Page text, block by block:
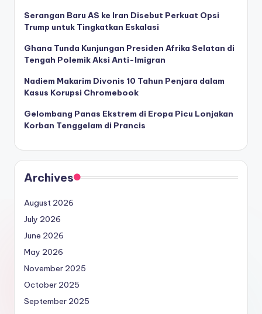
Serangan Baru AS ke Iran Disebut Perkuat Opsi
Trump untuk Tingkatkan Eskalasi
Ghana Tunda Kunjungan Presiden Afrika Selatan di
Tengah Polemik Aksi Anti-Imigran
Nadiem Makarim Divonis 10 Tahun Penjara dalam
Kasus Korupsi Chromebook
Gelombang Panas Ekstrem di Eropa Picu Lonjakan
Korban Tenggelam di Prancis
Archives
August 2026
July 2026
June 2026
May 2026
November 2025
October 2025
September 2025